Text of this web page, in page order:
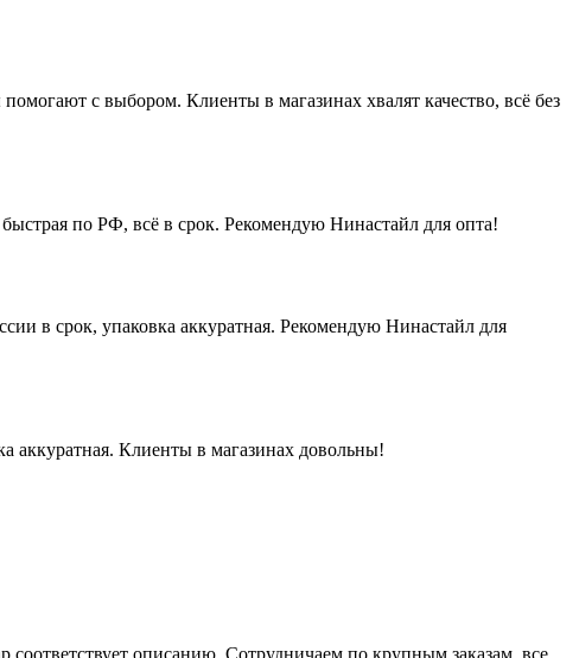
с выбором. Клиенты в магазинах хвалят качество, всё без
по РФ, всё в срок. Рекомендую Нинастайл для опта!
в срок, упаковка аккуратная. Рекомендую Нинастайл для
аккуратная. Клиенты в магазинах довольны!
соответствует описанию. Сотрудничаем по крупным заказам, все